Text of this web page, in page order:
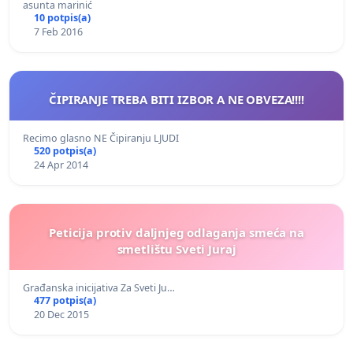
asunta marinić
10 potpis(a)
7 Feb 2016
ČIPIRANJE TREBA BITI IZBOR A NE OBVEZA!!!!
Recimo glasno NE Čipiranju LJUDI
520 potpis(a)
24 Apr 2014
Peticija protiv daljnjeg odlaganja smeća na
smetlištu Sveti Juraj
Građanska inicijativa Za Sveti Ju…
477 potpis(a)
20 Dec 2015